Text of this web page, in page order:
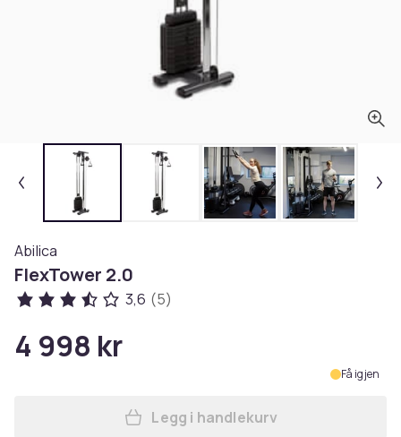
Abilica
FlexTower 2.0
3,6 (5)
4 998 kr
Få igjen
Legg FlexTower 2.0 i
Legg i handlekurv